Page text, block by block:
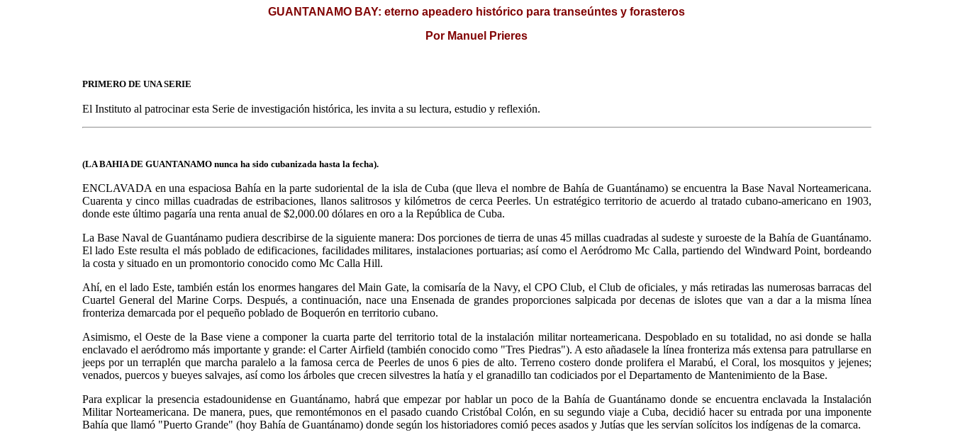
GUANTANAMO BAY: eterno apeadero histórico para transeúntes y forasteros
Por Manuel Prieres
PRIMERO DE UNA SERIE
El Instituto al patrocinar esta Serie de investigación histórica, les invita a su lectura, estudio y reflexión.
(LA BAHIA DE GUANTANAMO nunca ha sido cubanizada hasta la fecha).
ENCLAVADA en una espaciosa Bahía en la parte sudoriental de la isla de Cuba (que lleva el nombre de Bahía de Guantánamo) se encuentra la Base Naval Norteamericana.
Cuarenta y cinco millas cuadradas de estribaciones, llanos salitrosos y kilómetros de cerca Peerles. Un estratégico territorio de acuerdo al tratado cubano-americano en 1903,
donde este último pagaría una renta anual de $2,000.00 dólares en oro a la República de Cuba.
La Base Naval de Guantánamo pudiera describirse de la siguiente manera: Dos porciones de tierra de unas 45 millas cuadradas al sudeste y suroeste de la Bahía de Guantánamo.
El lado Este resulta el más poblado de edificaciones, facilidades militares, instalaciones portuarias; así como el Aeródromo Mc Calla, partiendo del Windward Point, bordeando
la costa y situado en un promontorio conocido como Mc Calla Hill.
Ahí, en el lado Este, también están los enormes hangares del Main Gate, la comisaría de la Navy, el CPO Club, el Club de oficiales, y más retiradas las numerosas barracas del
Cuartel General del Marine Corps. Después, a continuación, nace una Ensenada de grandes proporciones salpicada por decenas de islotes que van a dar a la misma línea
fronteriza demarcada por el pequeño poblado de Boquerón en territorio cubano.
Asimismo, el Oeste de la Base viene a componer la cuarta parte del territorio total de la instalación militar norteamericana. Despoblado en su totalidad, no asi donde se halla
enclavado el aeródromo más importante y grande: el Carter Airfield (también conocido como "Tres Piedras"). A esto añadasele la línea fronteriza más extensa para patrullarse en
jeeps por un terraplén que marcha paralelo a la famosa cerca de Peerles de unos 6 pies de alto. Terreno costero donde prolifera el Marabú, el Coral, los mosquitos y jejenes;
venados, puercos y bueyes salvajes, así como los árboles que crecen silvestres la hatía y el granadillo tan codiciados por el Departamento de Mantenimiento de la Base.
Para explicar la presencia estadounidense en Guantánamo, habrá que empezar por hablar un poco de la Bahía de Guantánamo donde se encuentra enclavada la Instalación
Militar Norteamericana. De manera, pues, que remontémonos en el pasado cuando Cristóbal Colón, en su segundo viaje a Cuba, decidió hacer su entrada por una imponente
Bahía que llamó "Puerto Grande" (hoy Bahía de Guantánamo) donde según los historiadores comió peces asados y Jutías que les servían solícitos los indígenas de la comarca.